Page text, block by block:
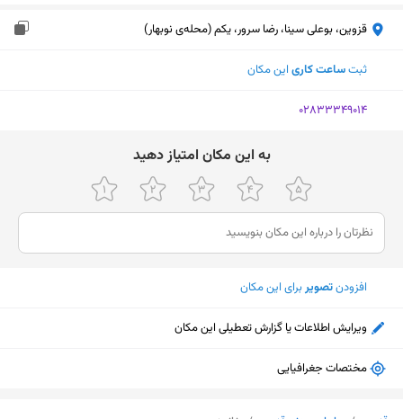
قزوین، بوعلی سینا، رضا سرور، یکم (محله‌ی نوبهار)
ثبتساعت کاری این مکان
‎02833349014
ﺑﻪ اﯾﻦ ﻣﮑﺎن اﻣﺘﯿﺎز دﻫﯿﺪ
افزودنتصویربرای این مکان
ویرایش اطلاعات یا گزارش تعطیلی این مکان
مختصات جغرافیایی